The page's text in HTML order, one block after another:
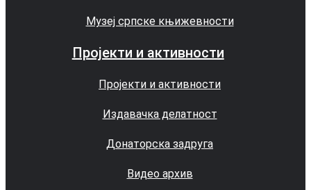
Музеј српске књижевности
Пројекти и активности
Пројекти и активности
Издавачка делатност
Донаторска задруга
Видео архив